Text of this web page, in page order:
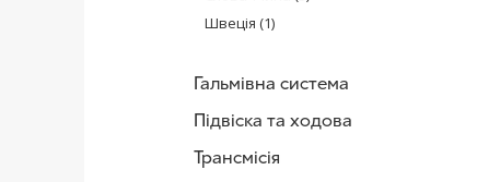
Швеція (1)
Гальмівна система
Підвіска та ходова
Трансмісія